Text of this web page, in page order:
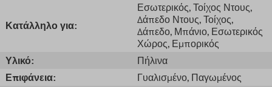
Κατάλληλο για:
Εσωτερικός, Τοίχος Ντους,
Δάπεδο Ντους, Τοίχος,
Δάπεδο, Μπάνιο, Εσωτερικός
Χώρος, Εμπορικός
Υλικό:
Πήλινα
Επιφάνεια:
Γυαλισμένο, Παγωμένος